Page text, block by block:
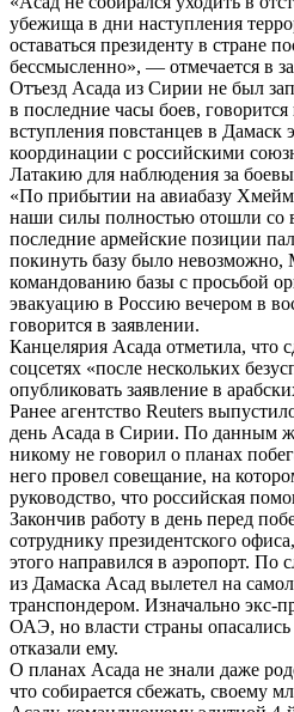
убежища в дни наступления
оставаться президенту в стране
бессмысленно», — отмечается в
Отъезд Асада из Сирии не был
в последние часы боев,
вступления повстанцев в Дамаск
координации с российскими
Латакию для наблюдения за
«По прибытии на авиабазу
наши силы полностью отошли со
последние армейские позиции
покинуть базу было невозможно,
командованию базы с просьбой
эвакуацию в Россию вечером в
говорится в заявлении.
Канцелярия Асада отметила, что
соцсетях «после нескольких
опубликовать заявление в
Ранее агентство Reuters
день Асада в Сирии. По данным
никому не говорил о планах
него провел совещание, на
руководство, что российская
Закончив работу в день перед
сотруднику президентского
этого направился в аэропорт. По
из Дамаска Асад вылетел на
транспондером. Изначально экс-
ОАЭ, но власти страны
отказали ему.
О планах Асада не знали даже
что собирается сбежать, своему